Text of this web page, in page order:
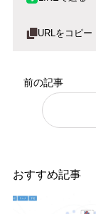
📋 URLをコピー
ー
シ
前の記事
おすすめ記事